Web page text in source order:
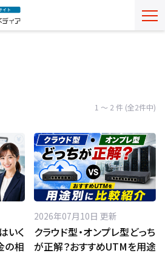
1 ～ 2 件 (全2件中)
いく
の相
2026年07月10日 更新
クラウド型・オンプレ型どっち
が正解？おすすめUTMを用途